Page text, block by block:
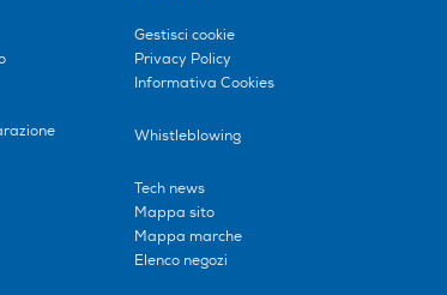
Gestisci cookie
Privacy Policy
Informativa Cookies
Whistleblowing
Tech news
Mappa sito
Mappa marche
Elenco negozi